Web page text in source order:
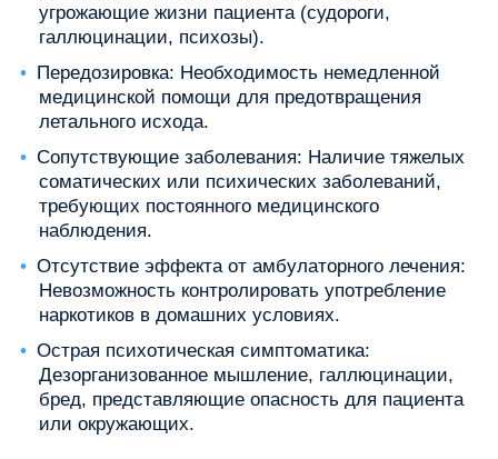
угрожающие жизни пациента (судороги,
галлюцинации, психозы).
Передозировка: Необходимость немедленной
медицинской помощи для предотвращения
летального исхода.
Сопутствующие заболевания: Наличие тяжелых
соматических или психических заболеваний,
требующих постоянного медицинского
наблюдения.
Отсутствие эффекта от амбулаторного лечения:
Невозможность контролировать употребление
наркотиков в домашних условиях.
Острая психотическая симптоматика:
Дезорганизованное мышление, галлюцинации,
бред, представляющие опасность для пациента
или окружающих.